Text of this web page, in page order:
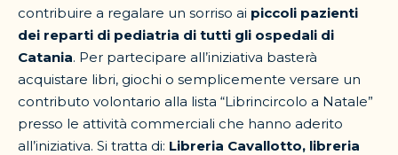
contribuire a regalare un sorriso ai piccoli pazienti
dei reparti di pediatria di tutti gli ospedali di
Catania. Per partecipare all’iniziativa basterà
acquistare libri, giochi o semplicemente versare un
contributo volontario alla lista “Librincircolo a Natale”
presso le attività commerciali che hanno aderito
all’iniziativa. Si tratta di: Libreria Cavallotto, libreria